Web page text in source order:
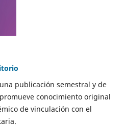
publicación semestral y de
conocimiento original
de vinculación con el